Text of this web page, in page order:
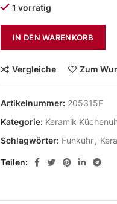
1 vorrätig
IN DEN WARENKORB
Vergleiche Zum
Artikelnummer: 205315F
Kategorie: Keramik
Schlagwörter: Funkuhr,
Teilen